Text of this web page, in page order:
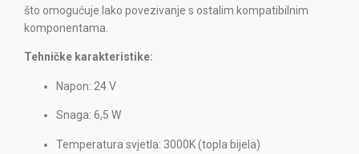
što omogućuje lako povezivanje s ostalim kompatibilnim
komponentama.
Tehničke karakteristike:
Napon: 24 V
Snaga: 6,5 W
Temperatura svjetla: 3000K (topla bijela)